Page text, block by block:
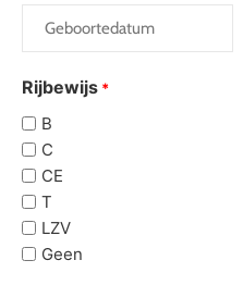
Geboortedatum
Rijbewijs *
B
C
CE
T
LZV
Geen